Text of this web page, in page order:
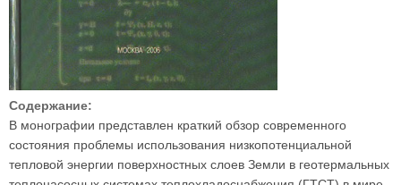
Содержание:
В монографии представлен краткий обзор современного
состояния проблемы использования низкопотенциальной
тепловой энергии поверхностных слоев Земли в геотермальных